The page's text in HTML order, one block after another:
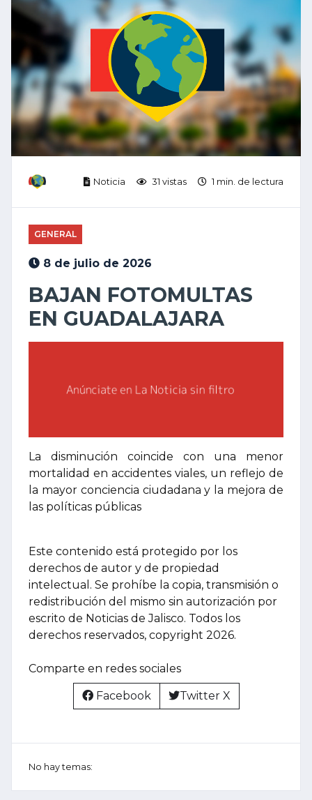
Noticia 31 vistas 1 min. de lectura
GENERAL
8 de julio de 2026
BAJAN FOTOMULTAS
EN GUADALAJARA
La disminución coincide con una menor
mortalidad en accidentes viales, un reflejo de
la mayor conciencia ciudadana y la mejora de
las políticas públicas
Este contenido está protegido por los
derechos de autor y de propiedad
intelectual. Se prohíbe la copia, transmisión o
redistribución del mismo sin autorización por
escrito de Noticias de Jalisco. Todos los
derechos reservados, copyright 2026.
Comparte en redes sociales
Facebook Twitter X
No hay temas: